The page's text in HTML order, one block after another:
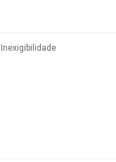
Inexigibilidade